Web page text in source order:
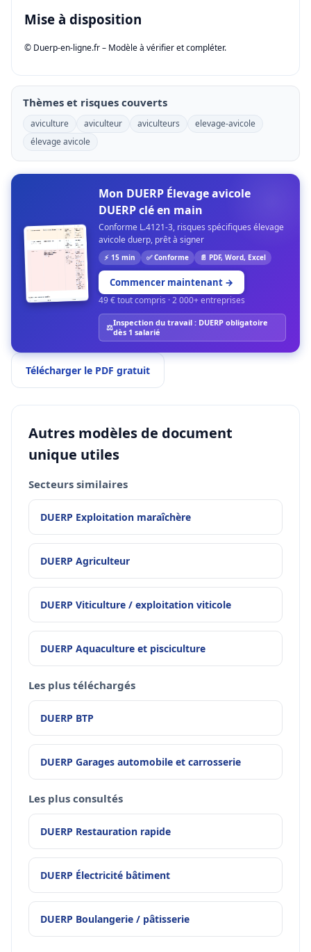
Mise à disposition
© Duerp-en-ligne.fr – Modèle à vérifier et compléter.
Thèmes et risques couverts
aviculture aviculteur aviculteurs
elevage-avicole
élevage avicole
Mon DUERP Élevage avicole
DUERP clé en main
Conforme L.4121-3, risques spécifiques élevage
avicole duerp, prêt à signer
⚡ 15 min ✅ Conforme 📄 PDF, Word, Excel
Commencer maintenant →
49 € tout compris · 2 000+ entreprises
⚖️Inspection du travail : DUERP obligatoire
dès 1 salarié
Télécharger le PDF gratuit
Autres modèles de document
unique utiles
Secteurs similaires
DUERP Exploitation maraîchère
DUERP Agriculteur
DUERP Viticulture / exploitation viticole
DUERP Aquaculture et pisciculture
Les plus téléchargés
DUERP BTP
DUERP Garages automobile et carrosserie
Les plus consultés
DUERP Restauration rapide
DUERP Électricité bâtiment
DUERP Boulangerie / pâtisserie